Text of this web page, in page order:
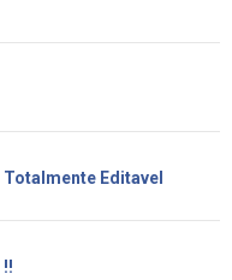
Editavel
!!